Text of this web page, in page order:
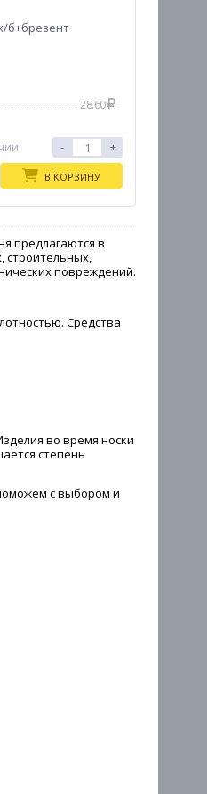
б+брезент
28.60
- +
В КОРЗИНУ
предлагаются в
строительных,
повреждений.
Средства
во время носки
степень
с выбором и